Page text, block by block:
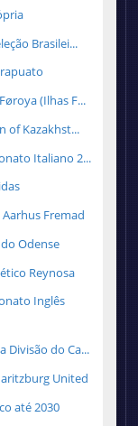
Brasilei...
(Ilhas F...
of Kazakhst...
Italiano 2...
Fremad
Odense
Reynosa
Inglês
Divisão do Ca...
United
até 2030